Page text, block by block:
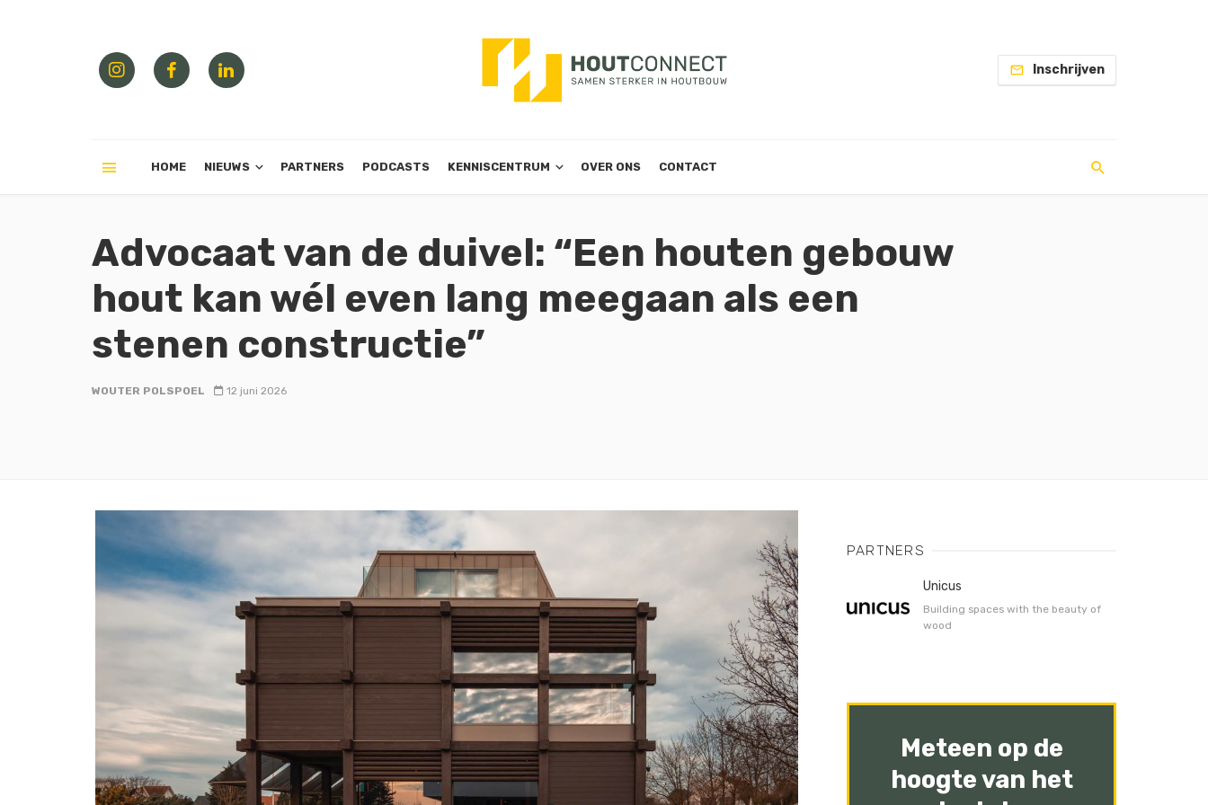
Inschrijven
HOME NIEUWS PARTNERS PODCASTS KENNISCENTRUM OVER ONS CONTACT
Advocaat van de duivel: “Een houten gebouw
hout kan wél even lang meegaan als een
stenen constructie”
WOUTER POLSPOEL 12 juni 2026
PARTNERS
Unicus
Building spaces with the beauty of
wood
Meteen op de
hoogte van het